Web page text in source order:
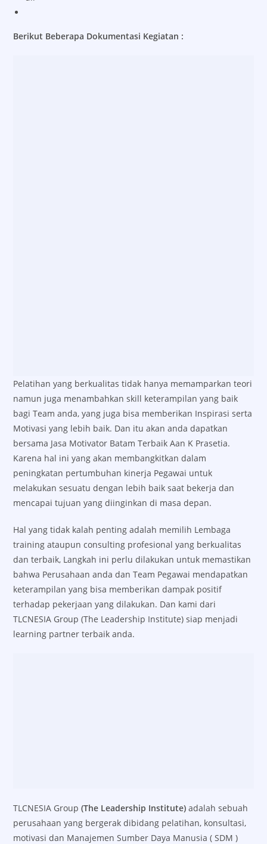
Berikut Beberapa Dokumentasi Kegiatan :
Pelatihan yang berkualitas tidak hanya memamparkan teori
namun juga menambahkan skill keterampilan yang baik
bagi Team anda, yang juga bisa memberikan Inspirasi serta
Motivasi yang lebih baik. Dan itu akan anda dapatkan
bersama Jasa Motivator Batam Terbaik Aan K Prasetia.
Karena hal ini yang akan membangkitkan dalam
peningkatan pertumbuhan kinerja Pegawai untuk
melakukan sesuatu dengan lebih baik saat bekerja dan
mencapai tujuan yang diinginkan di masa depan.
Hal yang tidak kalah penting adalah memilih Lembaga
training ataupun consulting profesional yang berkualitas
dan terbaik, Langkah ini perlu dilakukan untuk memastikan
bahwa Perusahaan anda dan Team Pegawai mendapatkan
keterampilan yang bisa memberikan dampak positif
terhadap pekerjaan yang dilakukan. Dan kami dari
TLCNESIA Group (The Leadership Institute) siap menjadi
learning partner terbaik anda.
TLCNESIA Group(The Leadership Institute)adalah sebuah
perusahaan yang bergerak dibidang pelatihan, konsultasi,
motivasi dan Manajemen Sumber Daya Manusia ( SDM )